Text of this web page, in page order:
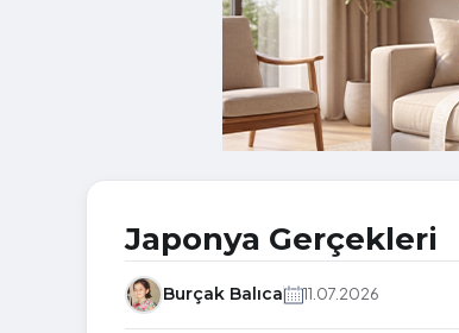
Japonya Gerçekleri
Burçak Balıca 11.07.2026